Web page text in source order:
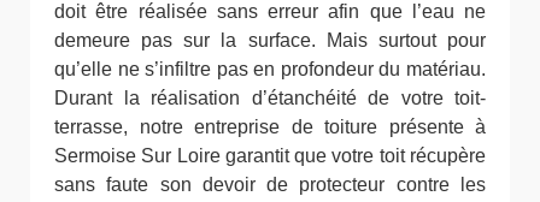
doit être réalisée sans erreur afin que l’eau ne
demeure pas sur la surface. Mais surtout pour
qu’elle ne s’infiltre pas en profondeur du matériau.
Durant la réalisation d’étanchéité de votre toit-
terrasse, notre entreprise de toiture présente à
Sermoise Sur Loire garantit que votre toit récupère
sans faute son devoir de protecteur contre les